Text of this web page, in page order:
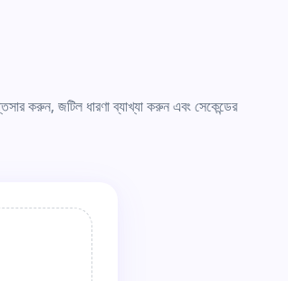
করুন, জটিল ধারণা ব্যাখ্যা করুন এবং সেকেন্ডের